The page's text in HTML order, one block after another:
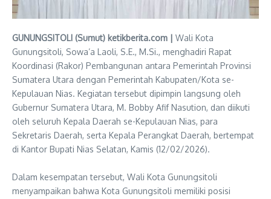
G‎UNUNGSITOLI (Sumut) ketikberita.com |
Wali Kota
Gunungsitoli, Sowa’a Laoli, S.E., M.Si., menghadiri Rapat
Koordinasi (Rakor) Pembangunan antara Pemerintah Provinsi
Sumatera Utara dengan Pemerintah Kabupaten/Kota se-
Kepulauan Nias. Kegiatan tersebut dipimpin langsung oleh
Gubernur Sumatera Utara, M. Bobby Afif Nasution, dan diikuti
oleh seluruh Kepala Daerah se-Kepulauan Nias, para
Sekretaris Daerah, serta Kepala Perangkat Daerah, bertempat
di Kantor Bupati Nias Selatan, Kamis (12/02/2026).
‎Dalam kesempatan tersebut, Wali Kota Gunungsitoli
menyampaikan bahwa Kota Gunungsitoli memiliki posisi